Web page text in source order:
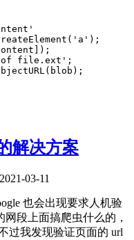
of file.ext';
解决方案
2021-03-11
也会出现要求人机验
段上面搞爬虫什么的，
过我发现验证页面的 url